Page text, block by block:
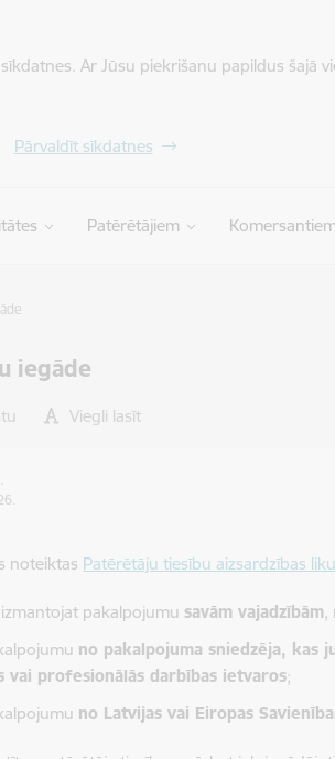
Ar Jūsu piekrišanu papildus šajā
Pārvaldīt sīkdatnes
Patērētājiem
iegāde
Viegli lasīt
noteiktas Patērētāju tiesību aizsardzības
pakalpojumu savām vajadzībām,
no pakalpojuma sniedzēja, kas
vai profesionālās darbības ietvaros;
no Latvijas vai Eiropas